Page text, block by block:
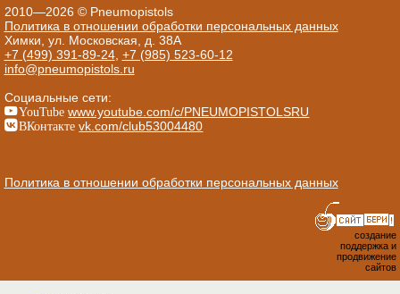
2010—2026 © Pneumopistols
Политика в отношении обработки персональных данных
Химки, ул. Московская, д. 38А
+7 (499) 391-89-24, +7 (985) 523-60-12
info@pneumopistols.ru
Социальные сети:
YouTube www.youtube.com/c/PNEUMOPISTOLSRU
ВКонтакте vk.com/club53004480
Политика в отношении обработки персональных данных
создание
поддержка и
продвижение
сайтов